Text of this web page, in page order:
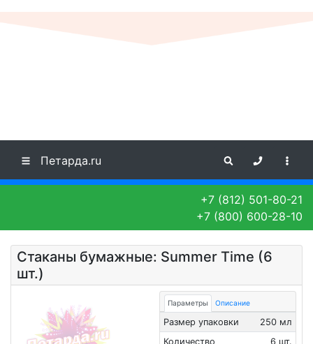
Петарда.ru
+7 (812) 501-80-21
+7 (800) 600-28-10
Стаканы бумажные: Summer Time (6
шт.)
Параметры Описание
Размер упаковки
250 мл
Количество
6 шт.